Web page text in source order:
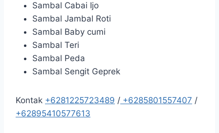
Sambal Cabai Ijo
Sambal Jambal Roti
Sambal Baby cumi
Sambal Teri
Sambal Peda
Sambal Sengit Geprek
Kontak +6281225723489 / +6285801557407 /
+62895410577613